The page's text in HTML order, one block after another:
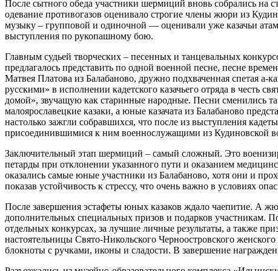
После сытного обеда участники шермиций вновь собрались на
одевание противогазов оценивало строгие члены жюри из
музыку – групповой и одиночной — оценивали уже казачьи
выступления по рукопашному бою.
Главным судьей творческих – песенных и танцевальных
предлагалось представить по одной военной песне, песне
Матвея Платова из Балабаново, дружно подхваченная спетая а-
русскими» в исполнении кадетского казачьего отряда в честь
домой», звучащую как старинные народные. Песни сменились
малоярославецкие казаки, а юные казачата из Балабаново
настолько зажгли собравшихся, что после из выступления
присоединившимися к ним военнослужащими из Кудиновской
Заключительный этап шермиций – самый сложный. Это
петарды при отклонении указанного пути и оказанием
оказались самые юные участники из Балабаново, хотя они и
показав устойчивость к стрессу, что очень важно в условиях
После завершения эстафеты юных казаков ждало чаепитие. А
дополнительных специальных призов и подарков участникам.
отдельных конкурсах, за лучшие личные результаты, а также
настоятельницы Свято-Никольского Черноостровского
блокноты с ручками, иконы и сладости. В завершение